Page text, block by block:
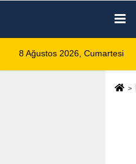
8 Ağustos 2026, Cumartesi